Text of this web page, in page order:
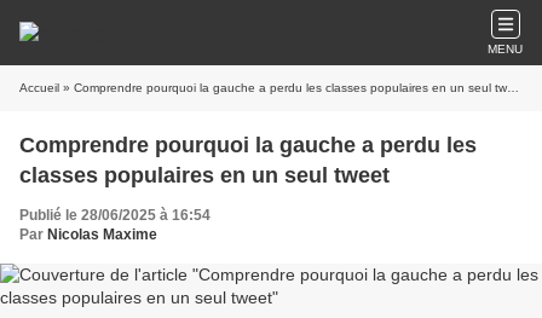
MENU
Accueil » Comprendre pourquoi la gauche a perdu les classes populaires en un seul tweet
Comprendre pourquoi la gauche a perdu les
classes populaires en un seul tweet
Publié le 28/06/2025 à 16:54
Par Nicolas Maxime